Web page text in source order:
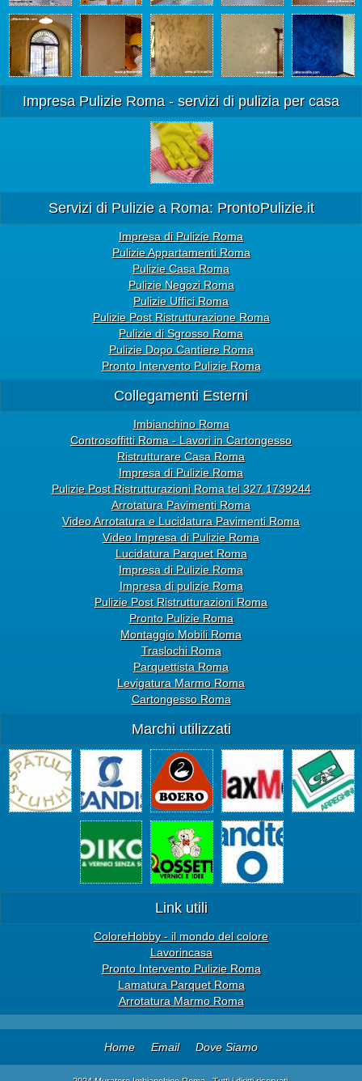
Impresa Pulizie Roma - servizi di pulizia per casa
Servizi di Pulizie a Roma: ProntoPulizie.it
Impresa di Pulizie Roma
Pulizie Appartamenti Roma
Pulizie Casa Roma
Pulizie Negozi Roma
Pulizie Uffici Roma
Pulizie Post Ristrutturazione Roma
Pulizie di Sgrosso Roma
Pulizie Dopo Cantiere Roma
Pronto Intervento Pulizie Roma
Collegamenti Esterni
Imbianchino Roma
Controsoffitti Roma - Lavori in Cartongesso
Ristrutturare Casa Roma
Impresa di Pulizie Roma
Pulizie Post Ristrutturazioni Roma tel 327.1739244
Arrotatura Pavimenti Roma
Video Arrotatura e Lucidatura Pavimenti Roma
Video Impresa di Pulizie Roma
Lucidatura Parquet Roma
Impresa di Pulizie Roma
Impresa di pulizie Roma
Pulizie Post Ristrutturazioni Roma
Pronto Pulizie Roma
Montaggio Mobili Roma
Traslochi Roma
Parquettista Roma
Levigatura Marmo Roma
Cartongesso Roma
Marchi utilizzati
Link utili
ColoreHobby - il mondo del colore
Lavorincasa
Pronto Intervento Pulizie Roma
Lamatura Parquet Roma
Arrotatura Marmo Roma
Home Email Dove Siamo